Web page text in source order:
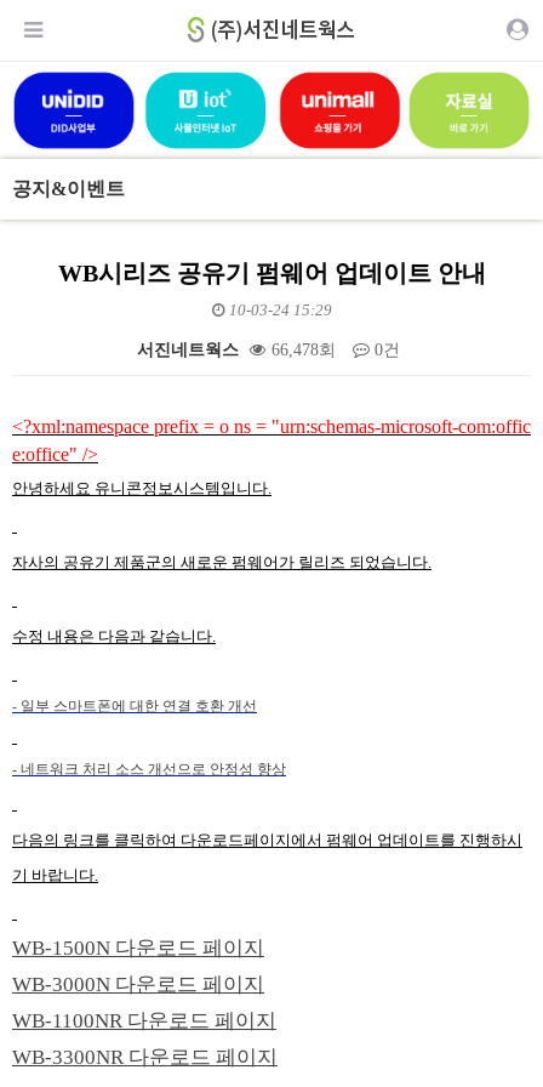
공지&이벤트
WB시리즈 공유기 펌웨어 업데이트 안내
10-03-24 15:29
서진네트웍스 66,478회 0건
<?xml:namespace prefix = o ns = "urn:schemas-microsoft-com:offic
e:office" />
안녕하세요 유니콘정보시스템입니다.
자사의 공유기 제품군의 새로운 펌웨어가 릴리즈 되었습니다.
수정 내용은 다음과 같습니다.
- 일부 스마트폰에 대한 연결 호환 개선
- 네트워크 처리 소스 개선으로 안정성 향상
다음의 링크를 클릭하여 다운로드페이지에서 펌웨어 업데이트를 진행하시
기 바랍니다.
WB-1500N 다운로드 페이지
WB-3000N 다운로드 페이지
WB-1100NR 다운로드 페이지
WB-3300NR 다운로드 페이지